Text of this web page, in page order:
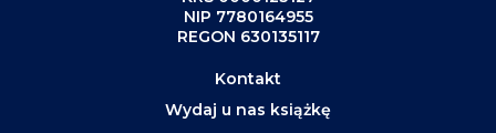
NIP 7780164955
REGON 630135117
Kontakt
Wydaj u nas książkę